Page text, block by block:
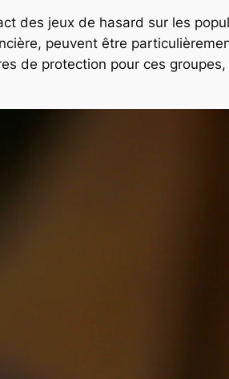
des jeux de hasard sur les
peuvent être
de protection pour ces